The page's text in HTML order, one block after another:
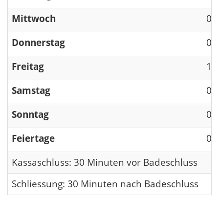
Mittwoch
Donnerstag
Freitag
Samstag
Sonntag
Feiertage
Kassaschluss: 30 Minuten vor Badeschluss
Schliessung: 30 Minuten nach Badeschluss